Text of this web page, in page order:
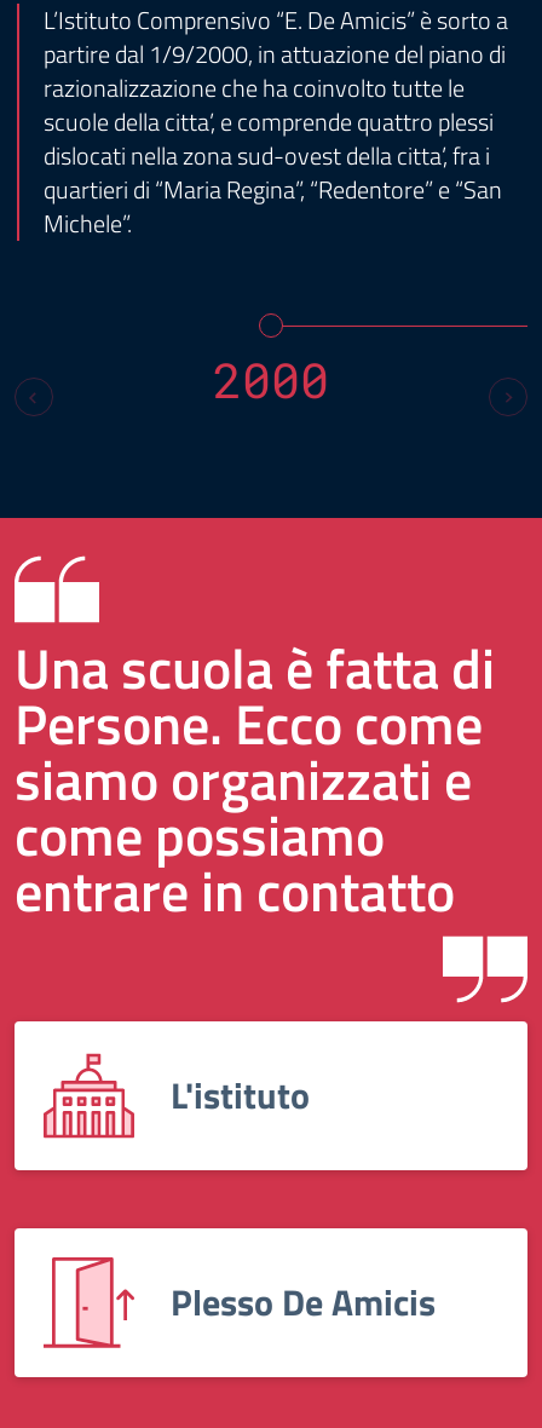
L’Istituto Comprensivo “E. De Amicis” è sorto a
partire dal 1/9/2000, in attuazione del piano di
razionalizzazione che ha coinvolto tutte le
scuole della citta’, e comprende quattro plessi
dislocati nella zona sud-ovest della citta’, fra i
quartieri di “Maria Regina”, “Redentore” e “San
Michele”.
2000
Una scuola è fatta di
Persone. Ecco come
siamo organizzati e
come possiamo
entrare in contatto
L'istituto
Plesso De Amicis